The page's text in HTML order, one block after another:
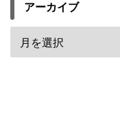
アーカイブ